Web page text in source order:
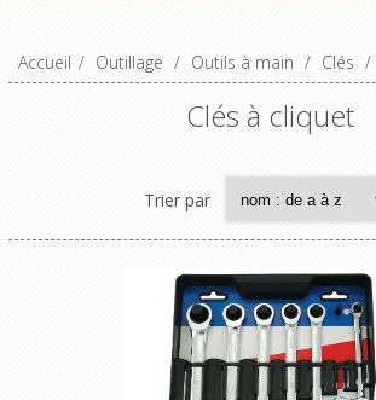
Accueil / Outillage / Outils à main / Clés /
Clés à cliquet
Trier par